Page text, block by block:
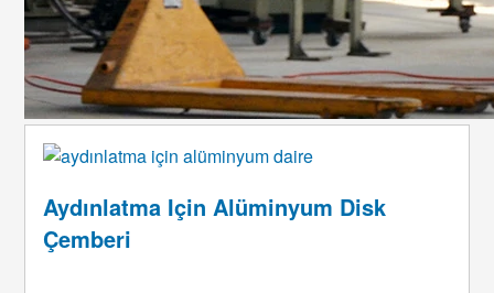
Aydınlatma Için Alüminyum Disk
Çemberi